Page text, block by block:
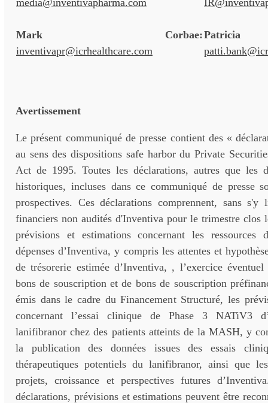
media@inventivapharma.com
Mark Corbae:
inventivapr@icrhealthcare.com
Avertissement
Le présent communiqué de presse contient des «
au sens des dispositions safe harbor du Private
Act de 1995. Toutes les déclarations, autres que les
historiques, incluses dans ce communiqué de presse
prospectives. Ces déclarations comprennent, sans s'y
financiers non audités d'Inventiva pour le trimestre clos
prévisions et estimations concernant les ressources
dépenses d’Inventiva, y compris les attentes et
de trésorerie estimée d’Inventiva, , l’exercice
bons de souscription et de bons de souscription
émis dans le cadre du Financement Structuré, les
concernant l’essai clinique de Phase 3 NATiV3
lanifibranor chez des patients atteints de la MASH, y
la publication des données issues des essais
thérapeutiques potentiels du lanifibranor, ainsi que
projets, croissance et perspectives futures
déclarations, prévisions et estimations peuvent être